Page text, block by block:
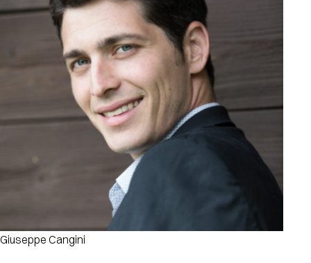
Giuseppe Cangini